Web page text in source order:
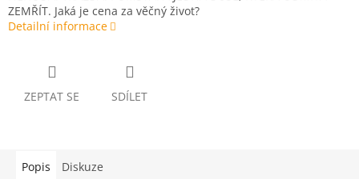
ZEMŘÍT. Jaká je cena za věčný život?
Detailní informace
ZEPTAT SE SDÍLET
Popis Diskuze